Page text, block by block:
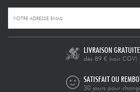
Câbles & Access.
LIVRAISON GRATUITE
dès 89 € (voir CGV)
SATISFAIT OU
30 jours pour